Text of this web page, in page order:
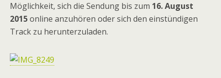
Möglichkeit, sich die Sendung bis zum 16. August
2015online anzuhören oder sich den einstündigen
Track zu herunterzuladen.